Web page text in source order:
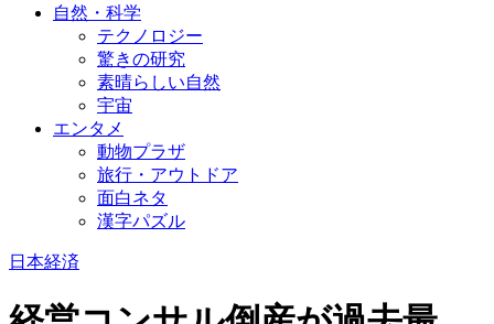
自然・科学
テクノロジー
驚きの研究
素晴らしい自然
宇宙
エンタメ
動物プラザ
旅行・アウトドア
面白ネタ
漢字パズル
日本経済